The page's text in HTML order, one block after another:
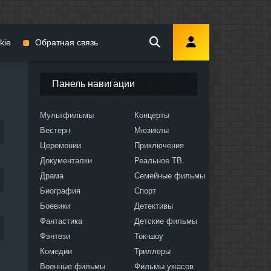
Панель навигации
Мультфильмы
Вестерн
Церемонии
Документалки
Драма
Биография
Боевики
Фантастика
Фэнтези
Комедии
Военные фильмы
Концерты
Мюзиклы
Приключения
Реальное ТВ
Семейные фильмы
Спорт
Детективы
Детские фильмы
Ток-шоу
Триллеры
Фильмы ужасов
Обратная связь